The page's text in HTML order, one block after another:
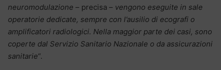
neuromodulazione – precisa – vengono eseguite in sale
operatorie dedicate, sempre con l’ausilio di ecografi o
amplificatori radiologici. Nella maggior parte dei casi, sono
coperte dal Servizio Sanitario Nazionale o da assicurazioni
sanitarie“.